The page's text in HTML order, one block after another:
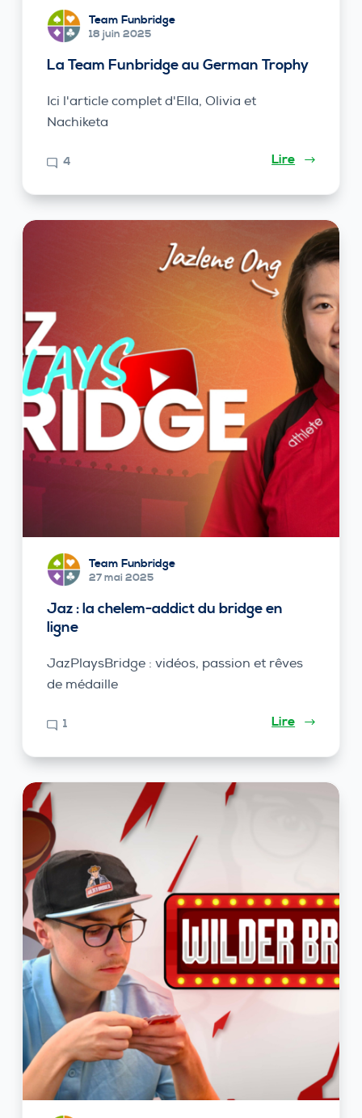
Team Funbridge
18 juin 2025
La Team Funbridge au German Trophy
Ici l'article complet d'Ella, Olivia et
Nachiketa
4 Lire
Team Funbridge
27 mai 2025
Jaz : la chelem-addict du bridge en
ligne
JazPlaysBridge : vidéos, passion et rêves
de médaille
1 Lire